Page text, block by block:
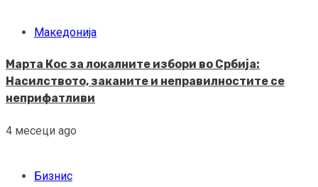
Македонија
Марта Кос за локалните избори во Србија:
Насилството, заканите и неправилностите се
неприфатливи
4 месеци ago
Бизнис